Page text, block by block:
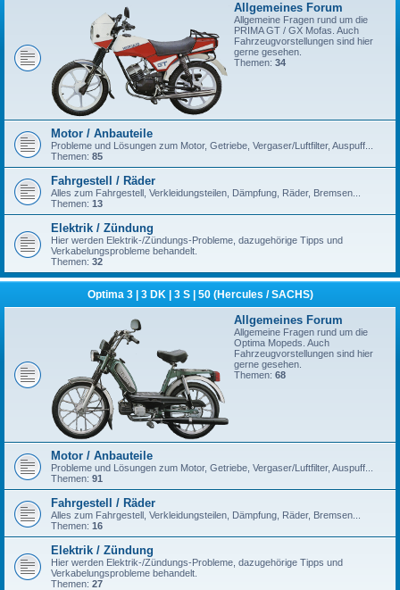
Allgemeines Forum
Allgemeine Fragen rund um die
PRIMA GT / GX Mofas. Auch
Fahrzeugvorstellungen sind hier
gerne gesehen.
Themen: 34
Motor / Anbauteile
Probleme und Lösungen zum Motor, Getriebe, Vergaser/Luftfilter, Auspuff...
Themen: 85
Fahrgestell / Räder
Alles zum Fahrgestell, Verkleidungsteilen, Dämpfung, Räder, Bremsen...
Themen: 13
Elektrik / Zündung
Hier werden Elektrik-/Zündungs-Probleme, dazugehörige Tipps und
Verkabelungsprobleme behandelt.
Themen: 32
Optima 3 | 3 DK | 3 S | 50 (Hercules / SACHS)
Allgemeines Forum
Allgemeine Fragen rund um die
Optima Mopeds. Auch
Fahrzeugvorstellungen sind hier
gerne gesehen.
Themen: 68
Motor / Anbauteile
Probleme und Lösungen zum Motor, Getriebe, Vergaser/Luftfilter, Auspuff...
Themen: 91
Fahrgestell / Räder
Alles zum Fahrgestell, Verkleidungsteilen, Dämpfung, Räder, Bremsen...
Themen: 16
Elektrik / Zündung
Hier werden Elektrik-/Zündungs-Probleme, dazugehörige Tipps und
Verkabelungsprobleme behandelt.
Themen: 27